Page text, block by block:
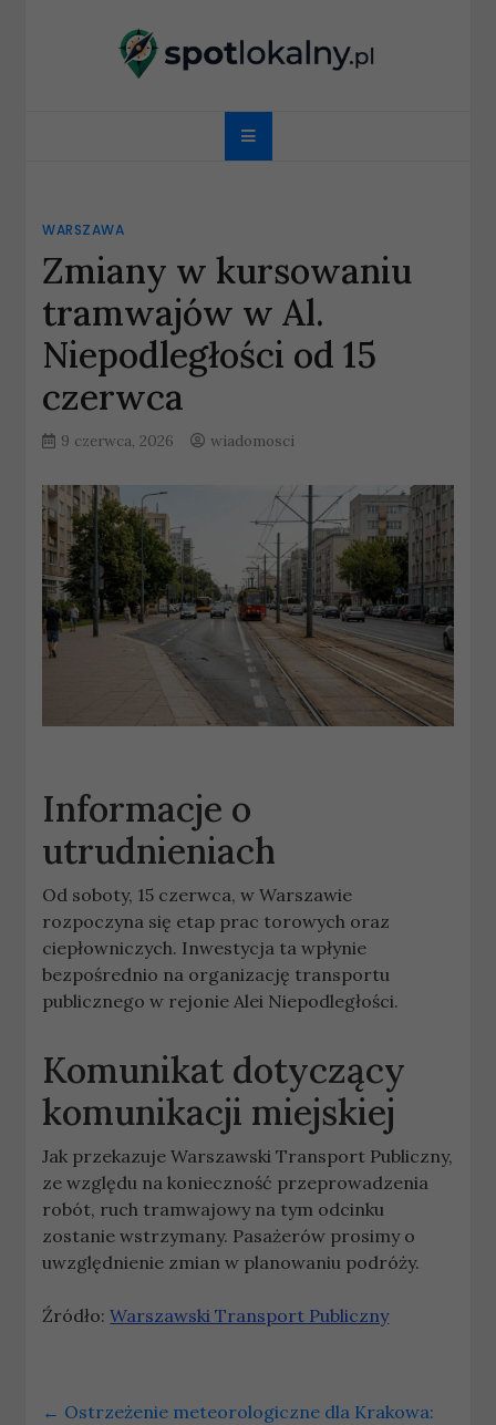
spotlokalny.pl
WARSZAWA
Zmiany w kursowaniu
tramwajów w Al.
Niepodległości od 15
czerwca
9 czerwca, 2026 wiadomosci
Informacje o
utrudnieniach
Od soboty, 15 czerwca, w Warszawie
rozpoczyna się etap prac torowych oraz
ciepłowniczych. Inwestycja ta wpłynie
bezpośrednio na organizację transportu
publicznego w rejonie Alei Niepodległości.
Komunikat dotyczący
komunikacji miejskiej
Jak przekazuje Warszawski Transport Publiczny,
ze względu na konieczność przeprowadzenia
robót, ruch tramwajowy na tym odcinku
zostanie wstrzymany. Pasażerów prosimy o
uwzględnienie zmian w planowaniu podróży.
Źródło:Warszawski Transport Publiczny
← Ostrzeżenie meteorologiczne dla Krakowa: